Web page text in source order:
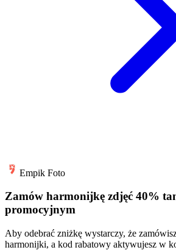
Empik Foto
Zamów harmonijkę zdjęć 40%
promocyjnym
Aby odebrać zniżkę wystarczy, że
harmonijki, a kod rabatowy aktywujesz w